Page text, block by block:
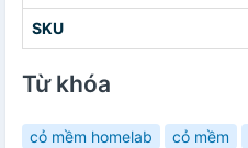
SKU
Từ khóa
cỏ mềm homelab cỏ mềm